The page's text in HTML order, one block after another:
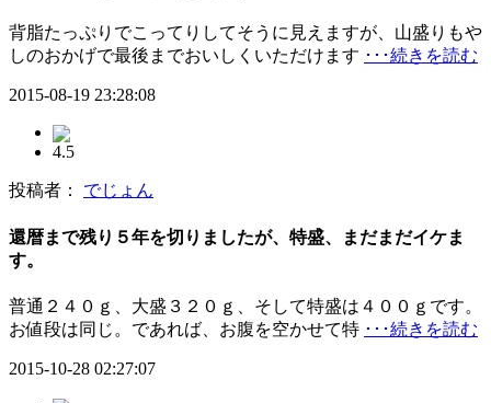
背脂たっぷりでこってりしてそうに見えますが、山盛りもや
しのおかげで最後までおいしくいただけます ･･･続きを読む
2015-08-19 23:28:08
4.5
投稿者： でじょん
還暦まで残り５年を切りましたが、特盛、まだまだイケま
す。
普通２４０ｇ、大盛３２０ｇ、そして特盛は４００ｇです。
お値段は同じ。であれば、お腹を空かせて特 ･･･続きを読む
2015-10-28 02:27:07